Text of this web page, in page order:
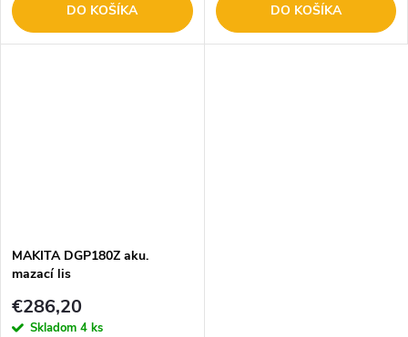
DO KOŠÍKA DO KOŠÍKA
MAKITA DGP180Z aku.
mazací lis
€286,20
Skladom 4 ks